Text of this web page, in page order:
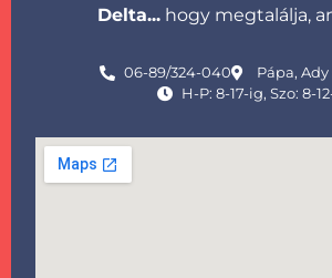
Delta... hogy megtalálja,
06-89/324-040
Pápa,
H-P: 8-17-ig, Szo: 8-